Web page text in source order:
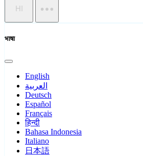
HI
भाषा
English
العربية
Deutsch
Español
Français
हिन्दी
Bahasa Indonesia
Italiano
日本語